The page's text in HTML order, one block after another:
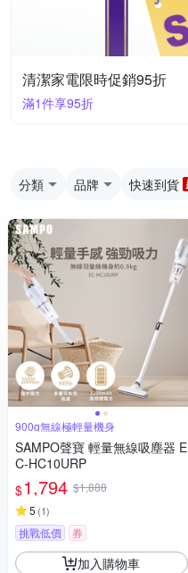
清潔家電限時促銷95折
滿1件享95折
分類 品牌 快速到貨
900g無線極輕量機身
SAMPO聲寶 輕量無線吸塵器 E
C-HC10URP
$1,794 $1,888
5 (1)
挑戰低價 券
加入購物車